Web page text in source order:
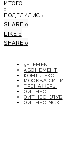
ИТОГО
0
ПОДЕЛИЛИСЬ
SHARE 0
LIKE 0
SHARE 0
5ELEMENT
АБОНЕМЕНТ
КОМПЛЕКС
МОСКВА СИТИ
ТРЕНАЖЕРЫ
ФИТНЕС
ФИТНЕС КЛУБ
ФИТНЕС МСК